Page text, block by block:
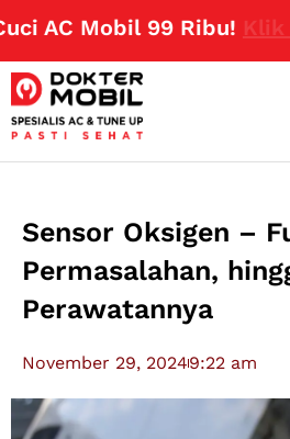
AC Mobil 99 Ribu!Klik
Sensor Oksigen –
Permasalahan,
Perawatannya
November 29, 20249:22 am